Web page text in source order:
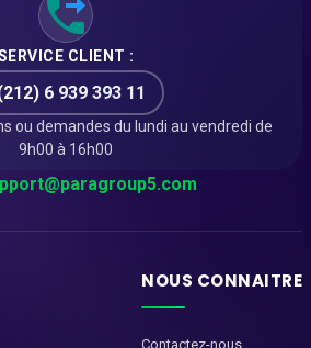
CLIENT :
6 939 393 11
ou demandes du lundi au vendredi de
9h00 à 16h00
NOUS CONNAITRE
Contactez-nous